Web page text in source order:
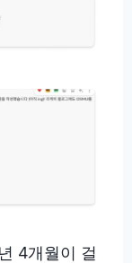
4개월이 걸